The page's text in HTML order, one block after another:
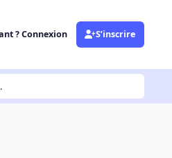
? Connexion S’inscrire